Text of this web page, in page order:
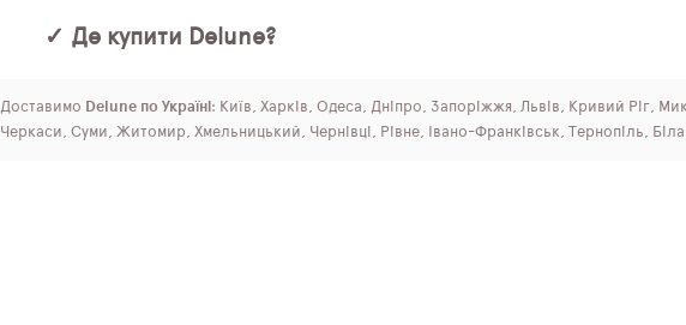
✓ Де купити Delune?
Доставимо Delune по Україні : Київ, Харків, Одеса, Дніпро, Запоріжжя, Львів, Кривий Ріг,
Черкаси, Суми, Житомир, Хмельницький, Чернівці, Рівне, Івано-Франківськ, Тернопіль,